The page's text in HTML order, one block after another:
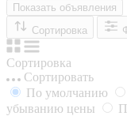
Показать объявления
Сортировка
Сортировка
Сортировать
По умолчанию
убыванию цены